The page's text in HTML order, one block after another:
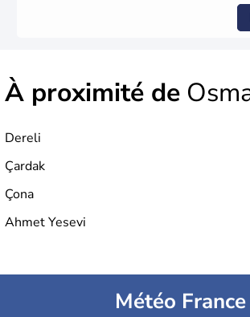
À proximité de
Dereli
Çardak
Çona
Ahmet Yesevi
Météo France